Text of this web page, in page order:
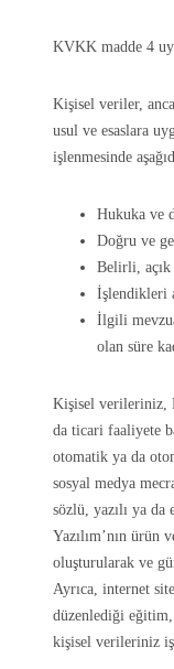
KVKK madde 4
Kişisel veriler,
usul ve esaslara
işlenmesinde
Hukuka ve
Doğru ve
Belirli, açık
İşlendikleri
İlgili
olan süre
Kişisel verileriniz,
da ticari faaliyete
otomatik ya da
sosyal medya
sözlü, yazılı ya
Yazılım’nın ürün
oluşturularak ve
Ayrıca, internet
düzenlediği eğitim,
kişisel verileriniz